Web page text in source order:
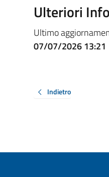
Ulteriori
Ultimo
07/07/2026 13:21
Indietro